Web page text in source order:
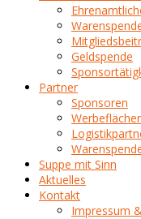
Geldspende
Partner
Sponsoren
Suppe mit Sinn
Aktuelles
Kontakt
Impressum